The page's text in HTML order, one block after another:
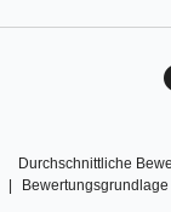
Durchschnittliche